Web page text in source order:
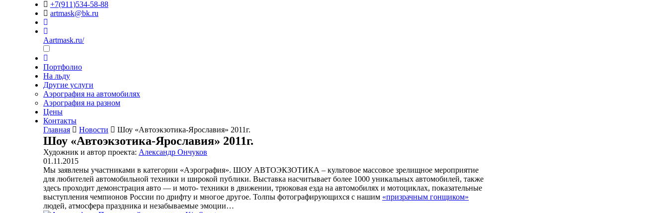
+7(911)534-58-88
artmask@bk.ru
Aartmask.ru/
Портфолио
На льду
Другие услуги
Аэрография на автомобилях
Аэрография на разном
Цены
Контакты
Главная
Новости Шоу «Автоэкзотика-Ярославия» 2011г.
Шоу «Автоэкзотика-Ярославия» 2011г.
Художник и автор проекта: Александр Ончуков
01.11.2015
Мы заявлены участниками в категории «Аэрография». ШОУ АВТОЭКЗОТИКА – культовое массовое зрелищное мероприятие
для любителей автомобильной техники и широкой публики. Выставка насчитывает более 1000 уникальных автомобилей, также
здесь проходит демонстрация авто — и мото- техники в движении, трюковая езда на автомобилях и мотоциклах, показательные
выступления чемпионов России по дрифту и многое другое. Толпы фотографирующихся с нашим «призрачным гонщиком»
людей, атмосфера праздника и незабываемые эмоции…